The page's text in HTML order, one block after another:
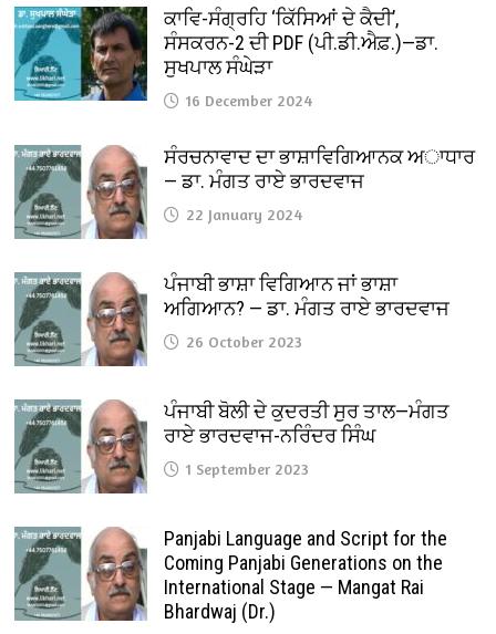
ਕਾਵਿ-ਸੰਗ੍ਰਹਿ ‘ਕਿੱਸਿਆਂ ਦੇ ਕੈਦੀ’,
ਸੰਸਕਰਨ-2 ਦੀ PDF (ਪੀ.ਡੀ.ਐਫ਼.)—ਡਾ.
ਸੁਖਪਾਲ ਸੰਘੇੜਾ
16 December 2024
ਸੰਰਚਨਾਵਾਦ ਦਾ ਭਾਸ਼ਾਵਿਗਿਆਨਕ ਅਾਧਾਰ
— ਡਾ. ਮੰਗਤ ਰਾਏ ਭਾਰਦਵਾਜ
22 January 2024
ਪੰਜਾਬੀ ਭਾਸ਼ਾ ਵਿਗਿਆਨ ਜਾਂ ਭਾਸ਼ਾ
ਅਗਿਆਨ? — ਡਾ. ਮੰਗਤ ਰਾਏ ਭਾਰਦਵਾਜ
26 October 2023
ਪੰਜਾਬੀ ਬੋਲੀ ਦੇ ਕੁਦਰਤੀ ਸੁਰ ਤਾਲ—ਮੰਗਤ
ਰਾਏ ਭਾਰਦਵਾਜ-ਨਰਿੰਦਰ ਸਿੰਘ
1 September 2023
Panjabi Language and Script for the
Coming Panjabi Generations on the
International Stage — Mangat Rai
Bhardwaj (Dr.)